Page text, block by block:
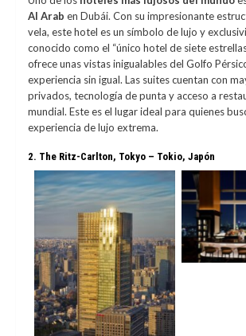
Al Arab en Dubái. Con su impresionante
vela, este hotel es un símbolo de lujo y
conocido como el “único hotel de siete
ofrece unas vistas inigualables del Golfo
experiencia sin igual. Las suites cuentan con
privados, tecnología de punta y acceso a
mundial. Este es el lugar ideal para quienes
experiencia de lujo extrema.
2. The Ritz-Carlton, Tokyo – Tokio, Japón
No Caption
No